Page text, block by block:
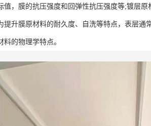
值，膜的抗压强度和回弹性抗压强度等;镀层
提升膜原材料的耐久度、自洗等特点，表层
的物理学特点。